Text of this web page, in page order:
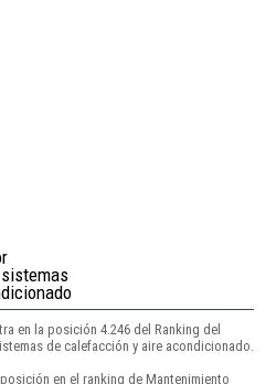
en la posición 4.246 del Ranking del
de calefacción y aire acondicionado.
en el ranking de Mantenimiento